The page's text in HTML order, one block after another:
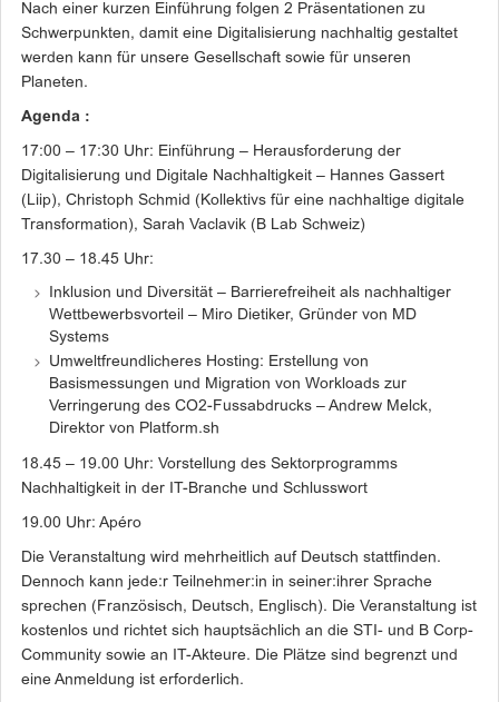
Nach einer kurzen Einführung folgen 2 Präsentationen zu
Schwerpunkten, damit eine Digitalisierung nachhaltig gestaltet
werden kann für unsere Gesellschaft sowie für unseren
Planeten.
Agenda :
17:00 – 17:30 Uhr: Einführung – Herausforderung der
Digitalisierung und Digitale Nachhaltigkeit – Hannes Gassert
(Liip), Christoph Schmid (Kollektivs für eine nachhaltige digitale
Transformation), Sarah Vaclavik (B Lab Schweiz)
17.30 – 18.45 Uhr:
Inklusion und Diversität – Barrierefreiheit als nachhaltiger
Wettbewerbsvorteil – Miro Dietiker, Gründer von MD
Systems
Umweltfreundlicheres Hosting: Erstellung von
Basismessungen und Migration von Workloads zur
Verringerung des CO2-Fussabdrucks – Andrew Melck,
Direktor von Platform.sh
18.45 – 19.00 Uhr: Vorstellung des Sektorprogramms
Nachhaltigkeit in der IT-Branche und Schlusswort
19.00 Uhr: Apéro
Die Veranstaltung wird mehrheitlich auf Deutsch stattfinden.
Dennoch kann jede:r Teilnehmer:in in seiner:ihrer Sprache
sprechen (Französisch, Deutsch, Englisch). Die Veranstaltung ist
kostenlos und richtet sich hauptsächlich an die STI- und B Corp-
Community sowie an IT-Akteure. Die Plätze sind begrenzt und
eine Anmeldung ist erforderlich.